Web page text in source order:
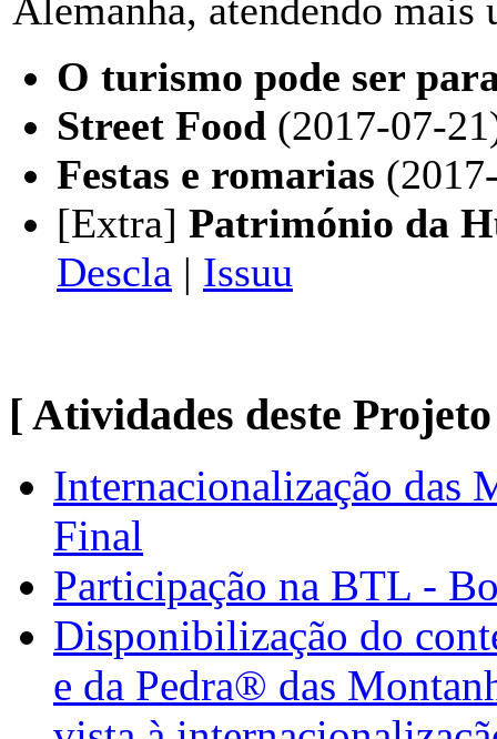
Alemanha, atendendo
O turismo pode ser
Street Food (2017-07-
Festas e romarias
[Extra] Património da
Descla | Issuu
[ Atividades deste
Internacionalização das
Final
Participação na BTL -
Disponibilização do
e da Pedra® das